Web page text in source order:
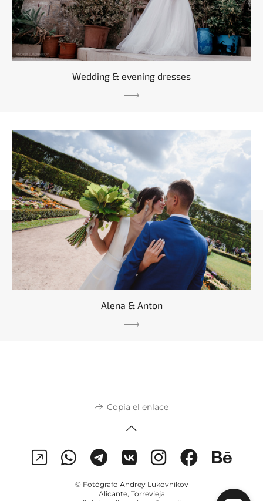
Wedding & evening dresses
Alena & Anton
Copia el enlace
© Fotógrafo Andrey Lukovnikov
Alicante, Torrevieja